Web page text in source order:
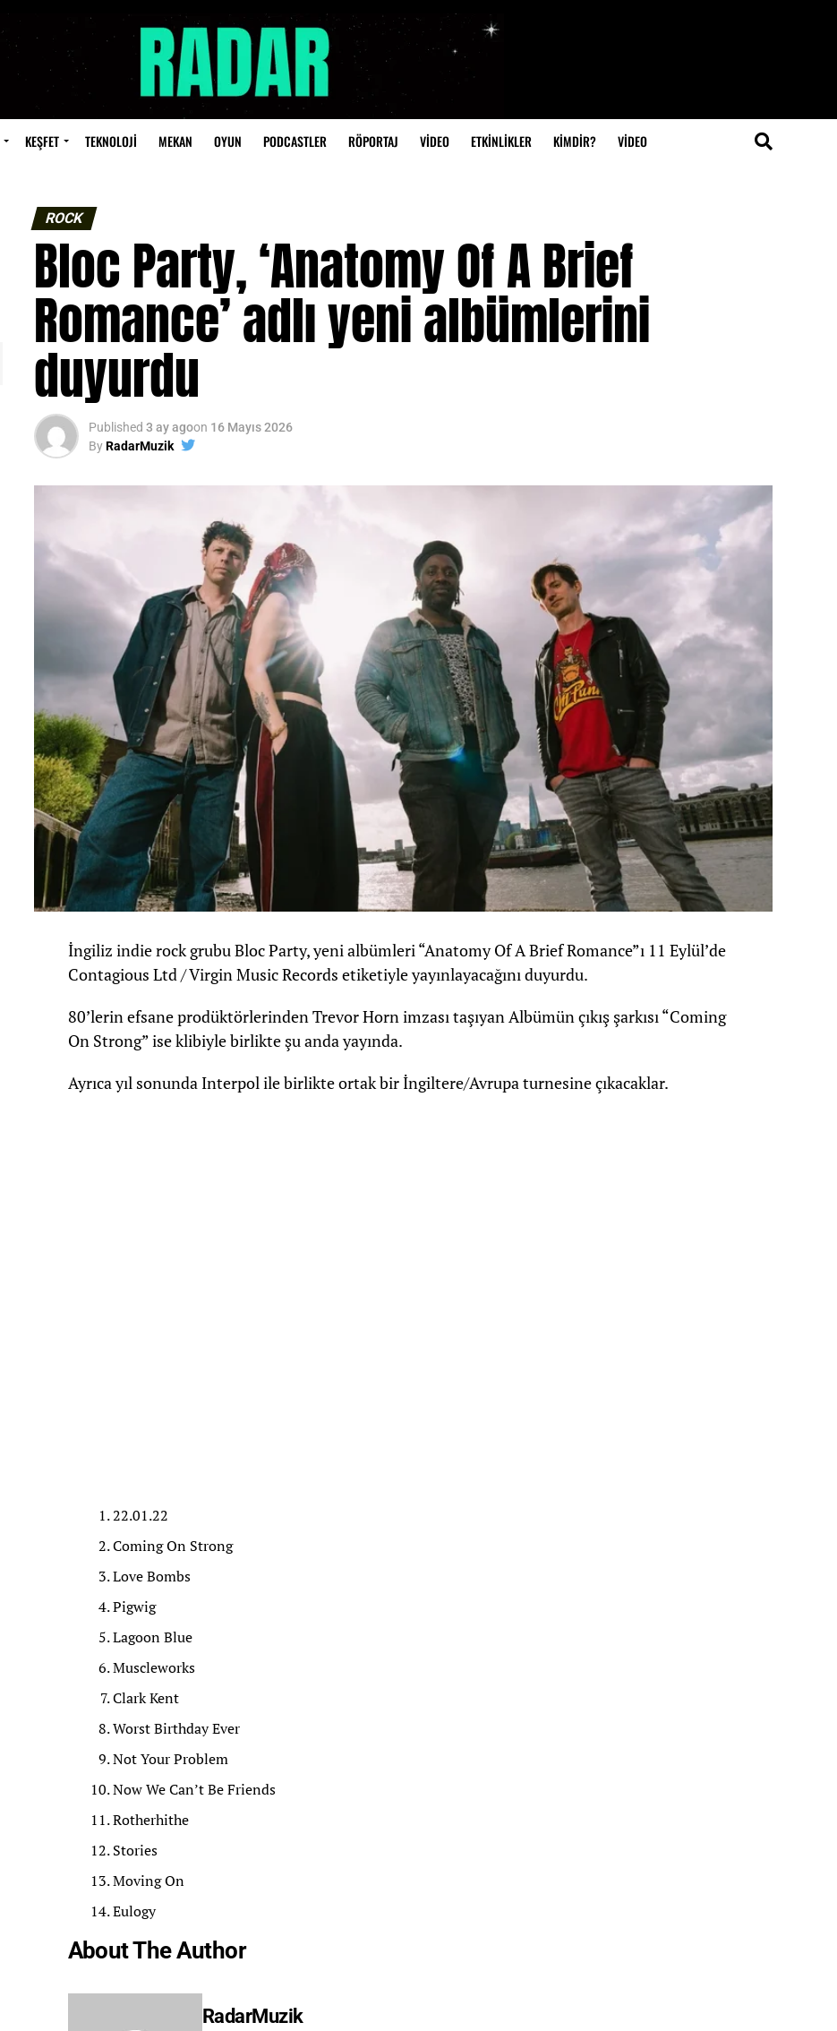
KEŞFET TEKNOLOJİ MEKAN OYUN PODCASTLER RÖPORTAJ VİDEO ETKİNLİKLER KİMDİR? VIDEO
ROCK
Bloc Party, ‘Anatomy Of A Brief
Romance’ adlı yeni albümlerini
duyurdu
Published 3 ay agoon 16 Mayıs 2026
ByRadarMuzik
İngiliz indie rock grubu Bloc Party, yeni albümleri “Anatomy Of A Brief Romance”ı 11 Eylül’de
Contagious Ltd / Virgin Music Records etiketiyle yayınlayacağını duyurdu.
80’lerin efsane prodüktörlerinden Trevor Horn imzası taşıyan Albümün çıkış şarkısı “Coming
On Strong” ise klibiyle birlikte şu anda yayında.
Ayrıca yıl sonunda Interpol ile birlikte ortak bir İngiltere/Avrupa turnesine çıkacaklar.
22.01.22
Coming On Strong
Love Bombs
Pigwig
Lagoon Blue
Muscleworks
Clark Kent
Worst Birthday Ever
Not Your Problem
Now We Can’t Be Friends
Rotherhithe
Stories
Moving On
Eulogy
About The Author
RadarMuzik